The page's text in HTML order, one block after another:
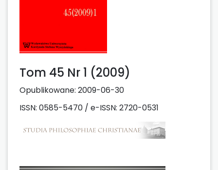
Tom 45 Nr 1 (2009)
Opublikowane: 2009-06-30
ISSN: 0585-5470 / e-ISSN: 2720-0531